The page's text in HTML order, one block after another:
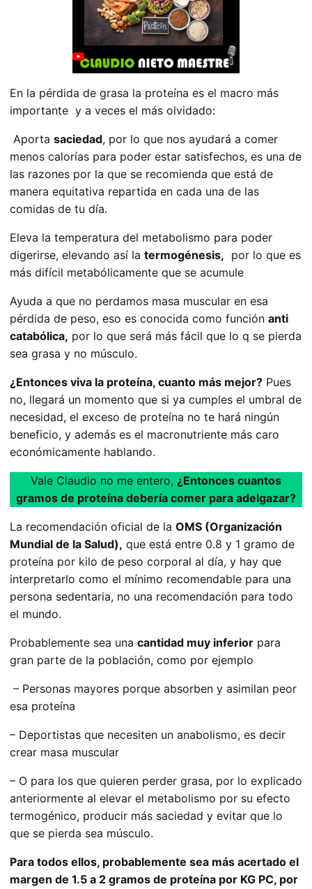
En la pérdida de grasa la proteína es el macro más
importante y a veces el más olvidado:
Aporta saciedad, por lo que nos ayudará a comer
menos calorías para poder estar satisfechos, es una de
las razones por la que se recomienda que está de
manera equitativa repartida en cada una de las
comidas de tu día.
Eleva la temperatura del metabolismo para poder
digerirse, elevando así la termogénesis, por lo que es
más difícil metabólicamente que se acumule
Ayuda a que no perdamos masa muscular en esa
pérdida de peso, eso es conocida como función anti
catabólica, por lo que será más fácil que lo q se pierda
sea grasa y no músculo.
¿Entonces viva la proteína, cuanto más mejor? Pues
no, llegará un momento que si ya cumples el umbral de
necesidad, el exceso de proteína no te hará ningún
beneficio, y además es el macronutriente más caro
económicamente hablando.
Vale Claudio no me entero, ¿Entonces cuantos
gramos de proteína debería comer para adelgazar?
La recomendación oficial de la OMS (Organización
Mundial de la Salud), que está entre 0.8 y 1 gramo de
proteína por kilo de peso corporal al día, y hay que
interpretarlo como el mínimo recomendable para una
persona sedentaria, no una recomendación para todo
el mundo.
Probablemente sea una cantidad muy inferior para
gran parte de la población, como por ejemplo
– Personas mayores porque absorben y asimilan peor
esa proteína
– Deportistas que necesiten un anabolismo, es decir
crear masa muscular
– O para los que quieren perder grasa, por lo explicado
anteriormente al elevar el metabolismo por su efecto
termogénico, producir más saciedad y evitar que lo
que se pierda sea músculo.
Para todos ellos, probablemente sea más acertado el
margen de 1.5 a 2 gramos de proteína por KG PC, por